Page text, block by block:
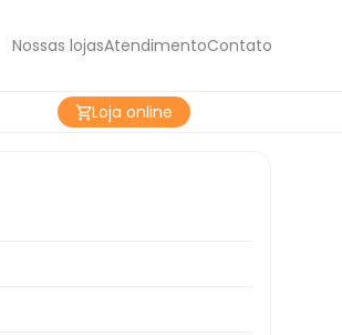
Nossas lojasAtendimentoContato
Loja online